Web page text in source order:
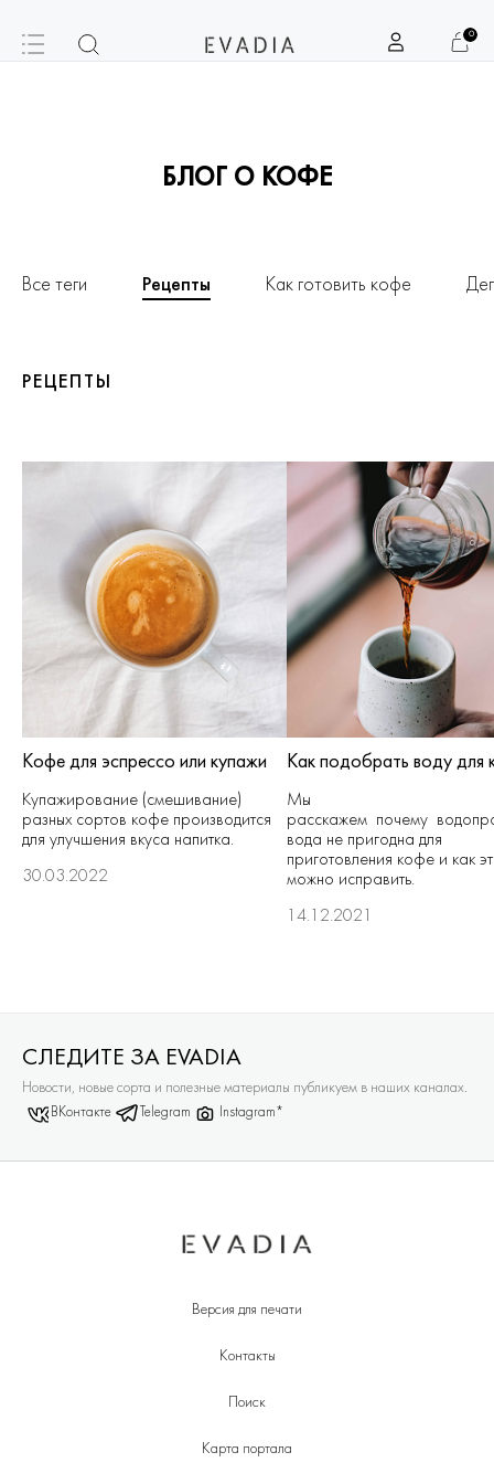
0
БЛОГ О КОФЕ
Все теги Рецепты Как готовить кофе
РЕЦЕПТЫ
Кофе для эспрессо или купажи
Купажирование (смешивание)
разных сортов кофе производится
для улучшения вкуса напитка.
30.03.2022
Как подобрать воду для
Мы
расскажем почему
вода не пригодна для
приготовления кофе и как
можно исправить.
14.12.2021
СЛЕДИТЕ ЗА EVADIA
Новости, новые сорта и полезные материалы публикуем в наших каналах.
ВКонтакте Telegram Instagram*
Версия для печати
Контакты
Поиск
Карта портала